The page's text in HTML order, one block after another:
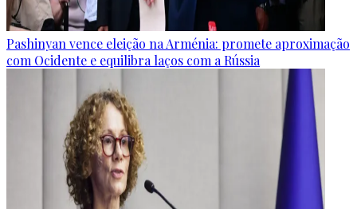
Pashinyan vence eleição na Arménia: promete aproximação
com Ocidente e equilibra laços com a Rússia